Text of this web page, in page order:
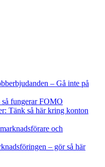
– Gå inte på
fungerar FOMO
Tänk så här kring konton
och
– gör så här